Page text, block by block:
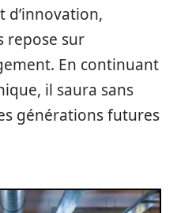
d’innovation,
repose sur
En continuant
il saura sans
générations futures